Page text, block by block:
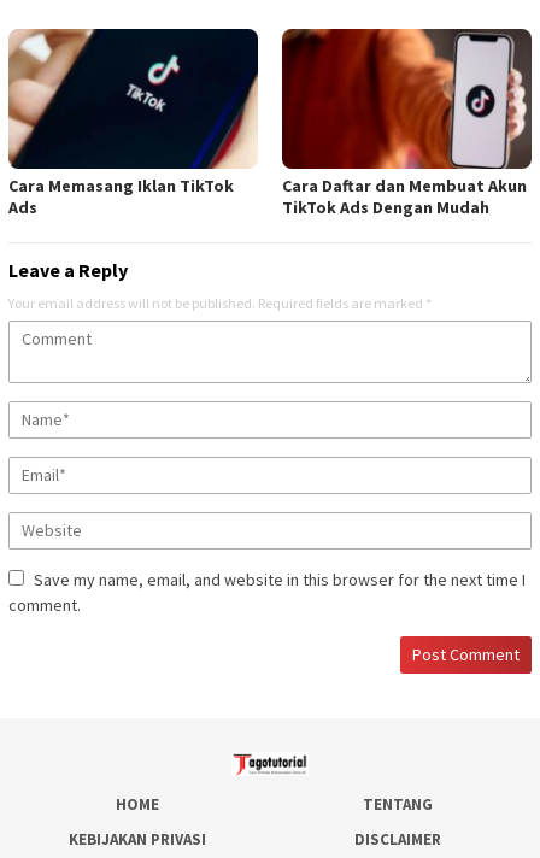
Cara Memasang Iklan TikTok
Ads
Cara Daftar dan Membuat Akun
TikTok Ads Dengan Mudah
Leave a Reply
Your email address will not be published. Required fields are marked *
Save my name, email, and website in this browser for the next time I
comment.
HOME
TENTANG
KEBIJAKAN PRIVASI
DISCLAIMER